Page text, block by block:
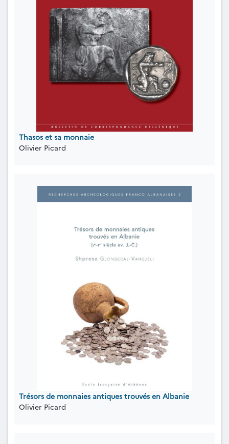
Thasos et sa monnaie
Olivier Picard
Trésors de monnaies antiques trouvés en Albanie
Olivier Picard